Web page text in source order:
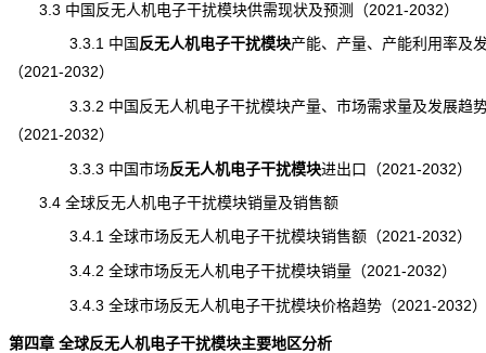
3.3 中国反无人机电子干扰模块供需现状及预测（2021-2032）
3.3.1 中国反无人机电子干扰模块产能、产量、产能利用率及
（2021-2032）
3.3.2 中国反无人机电子干扰模块产量、市场需求量及发展趋
（2021-2032）
3.3.3 中国市场反无人机电子干扰模块进出口 （2021-2032）
3.4 全球反无人机电子干扰模块销量及销售额
3.4.1 全球市场反无人机电子干扰模块销售额（2021-2032）
3.4.2 全球市场反无人机电子干扰模块销量（2021-2032）
3.4.3 全球市场反无人机电子干扰模块价格趋势（2021-2032）
第四章 全球反无人机电子干扰模块主要地区分析